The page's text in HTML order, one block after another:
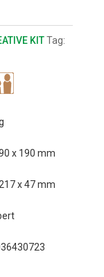
KIT Tag:
x 190 mm
x 47 mm